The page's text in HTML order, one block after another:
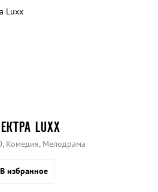
LUXX
Комедия, Мелодрама
В избранное